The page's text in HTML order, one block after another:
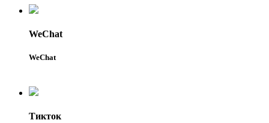
WeChat
WeChat
Тикток